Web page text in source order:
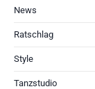
News
Ratschlag
Style
Tanzstudio